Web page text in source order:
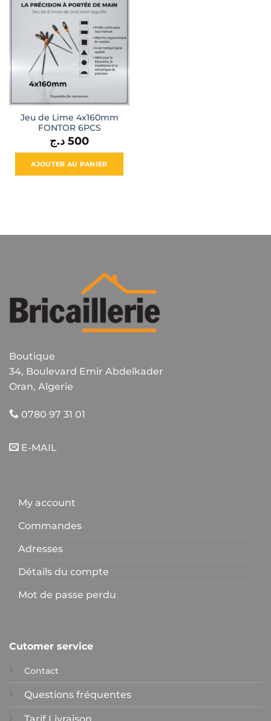
Jeu de Lime 4x160mm
FONTOR 6PCS
500 د.ج
AJOUTER AU PANIER
Boutique
34, Boulevard Emir Abdelkader
Oran, Algerie
0780 97 31 01
E-MAIL
My account
Commandes
Adresses
Détails du compte
Mot de passe perdu
Cutomer service
Contact
Questions fréquentes